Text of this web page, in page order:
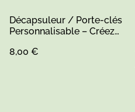
Décapsuleur / Porte-clés
Personnalisable – Créez
8,00 €